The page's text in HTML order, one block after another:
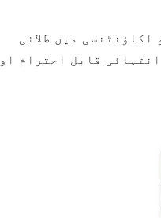
میں طلائی
موجود ہے اور انتہائی قابل احترام